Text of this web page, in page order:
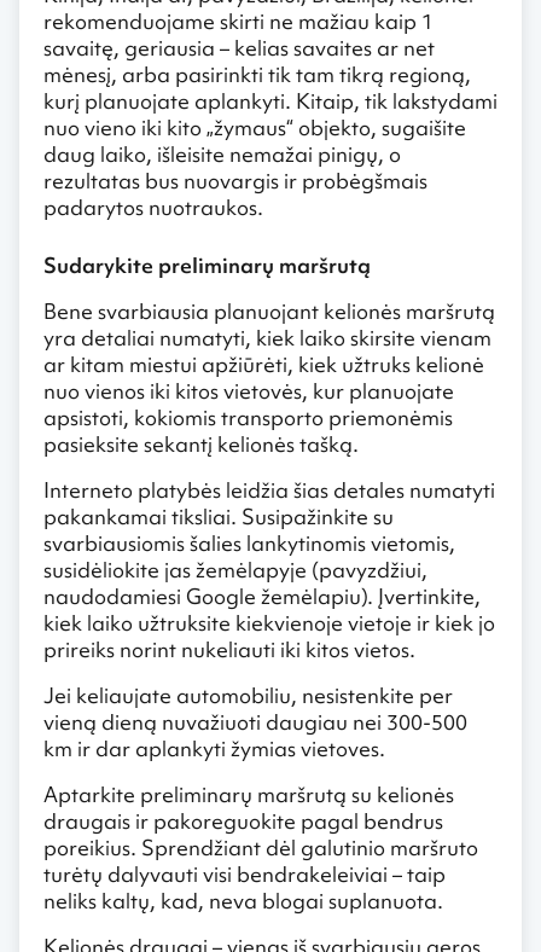
rekomenduojame skirti ne mažiau kaip 1
savaitę, geriausia – kelias savaites ar net
mėnesį, arba pasirinkti tik tam tikrą regioną,
kurį planuojate aplankyti. Kitaip, tik lakstydami
nuo vieno iki kito „žymaus“ objekto, sugaišite
daug laiko, išleisite nemažai pinigų, o
rezultatas bus nuovargis ir probėgšmais
padarytos nuotraukos.
Sudarykite preliminarų maršrutą
Bene svarbiausia planuojant kelionės maršrutą
yra detaliai numatyti, kiek laiko skirsite vienam
ar kitam miestui apžiūrėti, kiek užtruks kelionė
nuo vienos iki kitos vietovės, kur planuojate
apsistoti, kokiomis transporto priemonėmis
pasieksite sekantį kelionės tašką.
Interneto platybės leidžia šias detales numatyti
pakankamai tiksliai. Susipažinkite su
svarbiausiomis šalies lankytinomis vietomis,
susidėliokite jas žemėlapyje (pavyzdžiui,
naudodamiesi Google žemėlapiu). Įvertinkite,
kiek laiko užtruksite kiekvienoje vietoje ir kiek jo
prireiks norint nukeliauti iki kitos vietos.
Jei keliaujate automobiliu, nesistenkite per
vieną dieną nuvažiuoti daugiau nei 300-500
km ir dar aplankyti žymias vietoves.
Aptarkite preliminarų maršrutą su kelionės
draugais ir pakoreguokite pagal bendrus
poreikius. Sprendžiant dėl galutinio maršruto
turėtų dalyvauti visi bendrakeleiviai – taip
neliks kaltų, kad, neva blogai suplanuota.